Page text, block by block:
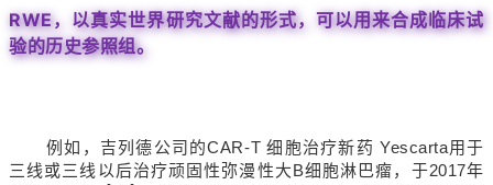
RWE，以真实世界研究文献的形式，可以用来合成临床试
验的历史参照组。
例如，吉列德公司的CAR-T 细胞治疗新药 Yescarta用于
三线或三线以后治疗顽固性弥漫性大B细胞淋巴瘤，于2017年